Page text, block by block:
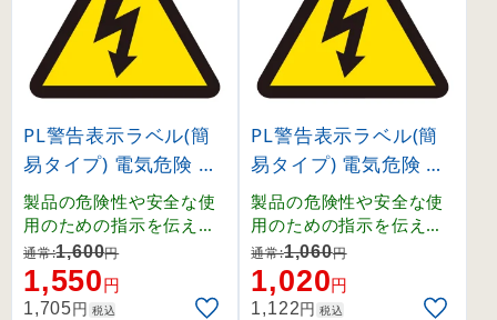
PL警告表示ラベル(簡
易タイプ) 電気危険 大
(201005)
製品の危険性や安全な使
用のための指示を伝える
PL警告表示ラベル。
通常:1,600円
1,550円
1,705円 税込
PL警告表示ラベル(簡
易タイプ) 電気危険 中
(202005)
製品の危険性や安全な使
用のための指示を伝える
PL警告表示ラベル。
通常:1,060円
1,020円
1,122円 税込